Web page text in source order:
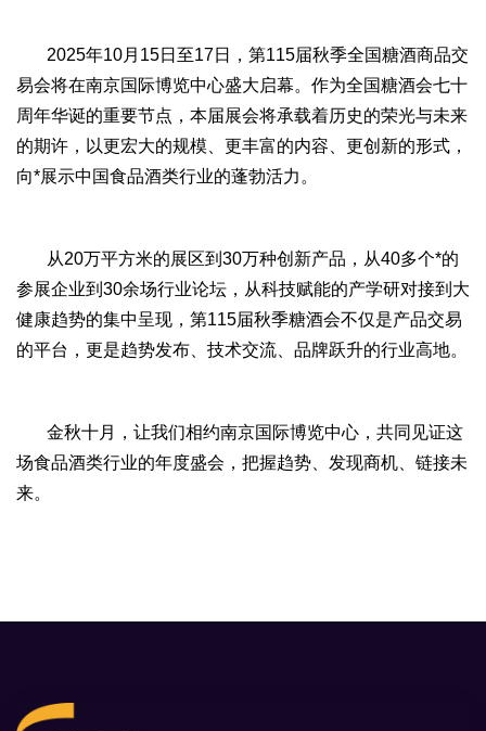
2025年10月15日至17日，第115届秋季全国糖酒商品交
易会将在南京国际博览中心盛大启幕。作为全国糖酒会七十
周年华诞的重要节点，本届展会将承载着历史的荣光与未来
的期许，以更宏大的规模、更丰富的内容、更创新的形式，
向*展示中国食品酒类行业的蓬勃活力。
从20万平方米的展区到30万种创新产品，从40多个*的
参展企业到30余场行业论坛，从科技赋能的产学研对接到大
健康趋势的集中呈现，第115届秋季糖酒会不仅是产品交易
的平台，更是趋势发布、技术交流、品牌跃升的行业高地。
金秋十月，让我们相约南京国际博览中心，共同见证这
场食品酒类行业的年度盛会，把握趋势、发现商机、链接未
来。